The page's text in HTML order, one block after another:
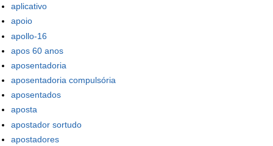
aplicativo
apoio
apollo-16
apos 60 anos
aposentadoria
aposentadoria compulsória
aposentados
aposta
apostador sortudo
apostadores